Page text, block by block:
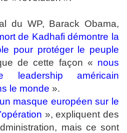
du WP, Barack Obama,
de Kadhafi démontre la
pour protéger le peuple
de cette façon « nous
américain
le monde ».
un masque européen sur le
», expliquent des
mais ce sont